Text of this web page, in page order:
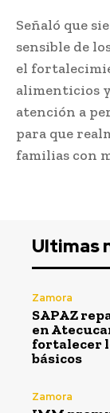
Señaló que
sensible de
el
alimenticios
atención a
para que
familias con
Ultimas
Zamora
SAPAZ
en
fortalecer
básicos
Zamora